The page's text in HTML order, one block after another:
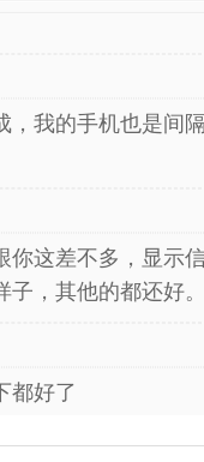
，我的手机也是间
你这差不多，显示
子，其他的都还好
都好了